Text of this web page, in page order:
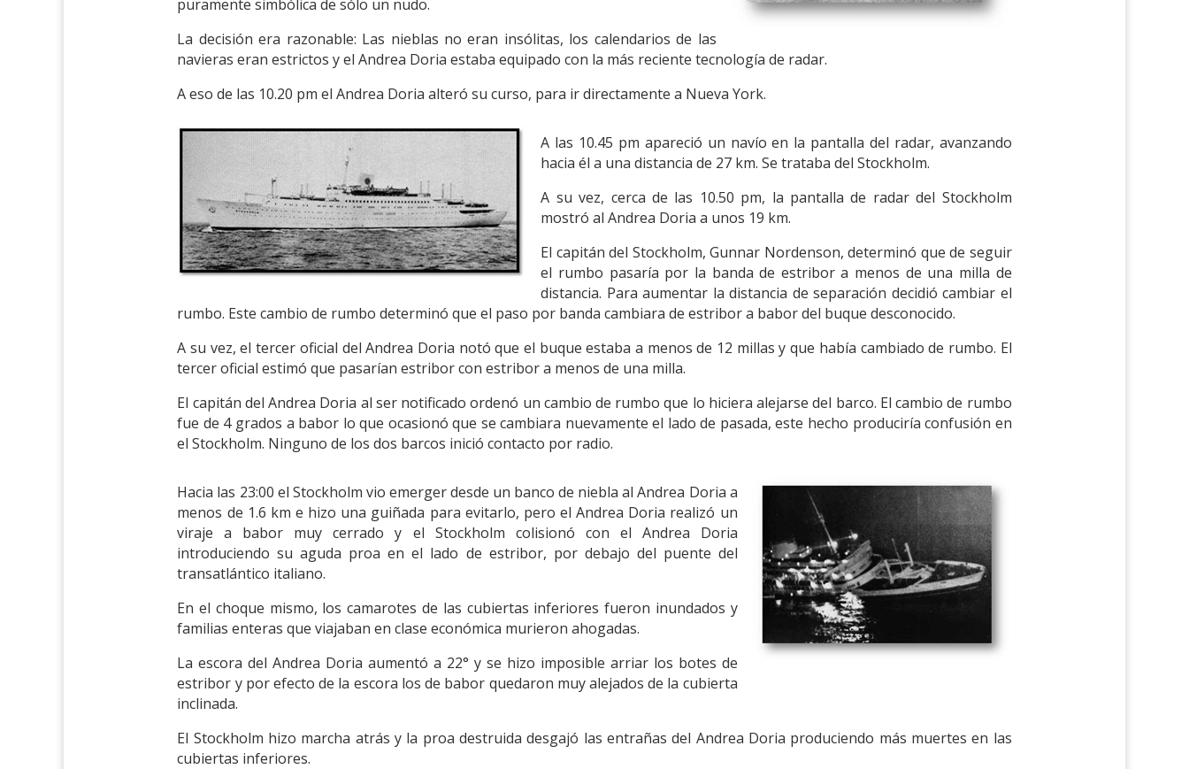
puramente simbólica de sólo un nudo.
La decisión era razonable: Las nieblas no eran insólitas, los calendarios de las
navieras eran estrictos y el Andrea Doria estaba equipado con la más reciente tecnología de radar.
A eso de las 10.20 pm el Andrea Doria alteró su curso, para ir directamente a Nueva York.
A las 10.45 pm apareció un navío en la pantalla del radar, avanzando
hacia él a una distancia de 27 km. Se trataba del Stockholm.
A su vez, cerca de las 10.50 pm, la pantalla de radar del Stockholm
mostró al Andrea Doria a unos 19 km.
El capitán del Stockholm, Gunnar Nordenson, determinó que de seguir
el rumbo pasaría por la banda de estribor a menos de una milla de
distancia. Para aumentar la distancia de separación decidió cambiar el
rumbo. Este cambio de rumbo determinó que el paso por banda cambiara de estribor a babor del buque desconocido.
A su vez, el tercer oficial del Andrea Doria notó que el buque estaba a menos de 12 millas y que había cambiado de rumbo. El
tercer oficial estimó que pasarían estribor con estribor a menos de una milla.
El capitán del Andrea Doria al ser notificado ordenó un cambio de rumbo que lo hiciera alejarse del barco. El cambio de rumbo
fue de 4 grados a babor lo que ocasionó que se cambiara nuevamente el lado de pasada, este hecho produciría confusión en
el Stockholm. Ninguno de los dos barcos inició contacto por radio.
Hacia las 23:00 el Stockholm vio emerger desde un banco de niebla al Andrea Doria a
menos de 1.6 km e hizo una guiñada para evitarlo, pero el Andrea Doria realizó un
viraje a babor muy cerrado y el Stockholm colisionó con el Andrea Doria
introduciendo su aguda proa en el lado de estribor, por debajo del puente del
transatlántico italiano.
En el choque mismo, los camarotes de las cubiertas inferiores fueron inundados y
familias enteras que viajaban en clase económica murieron ahogadas.
La escora del Andrea Doria aumentó a 22° y se hizo imposible arriar los botes de
estribor y por efecto de la escora los de babor quedaron muy alejados de la cubierta
inclinada.
El Stockholm hizo marcha atrás y la proa destruida desgajó las entrañas del Andrea Doria produciendo más muertes en las
cubiertas inferiores.